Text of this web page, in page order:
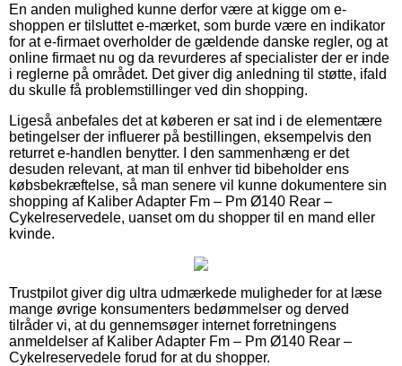
En anden mulighed kunne derfor være at kigge om e-
shoppen er tilsluttet e-mærket, som burde være en indikator
for at e-firmaet overholder de gældende danske regler, og at
online firmaet nu og da revurderes af specialister der er inde
i reglerne på området. Det giver dig anledning til støtte, ifald
du skulle få problemstillinger ved din shopping.
Ligeså anbefales det at køberen er sat ind i de elementære
betingelser der influerer på bestillingen, eksempelvis den
returret e-handlen benytter. I den sammenhæng er det
desuden relevant, at man til enhver tid bibeholder ens
købsbekræftelse, så man senere vil kunne dokumentere sin
shopping af Kaliber Adapter Fm – Pm Ø140 Rear –
Cykelreservedele, uanset om du shopper til en mand eller
kvinde.
Trustpilot giver dig ultra udmærkede muligheder for at læse
mange øvrige konsumenters bedømmelser og derved
tilråder vi, at du gennemsøger internet forretningens
anmeldelser af Kaliber Adapter Fm – Pm Ø140 Rear –
Cykelreservedele forud for at du shopper.